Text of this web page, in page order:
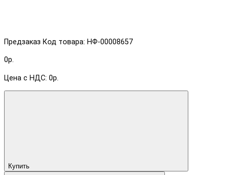
Предзаказ Код товара: НФ-00008657
0р.
Цена с НДС: 0р.
Купить